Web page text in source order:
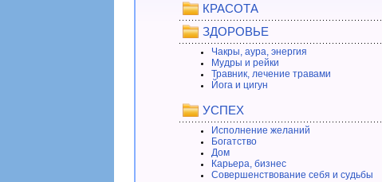
КРАСОТА
ЗДОРОВЬЕ
Чакры, аура, энергия
Мудры и рейки
Травник, лечение травами
Йога и цигун
УСПЕХ
Исполнение желаний
Богатство
Дом
Карьера, бизнес
Совершенствование себя и судьбы